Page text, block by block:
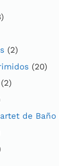
(2)
(20)
(2)
de Baño